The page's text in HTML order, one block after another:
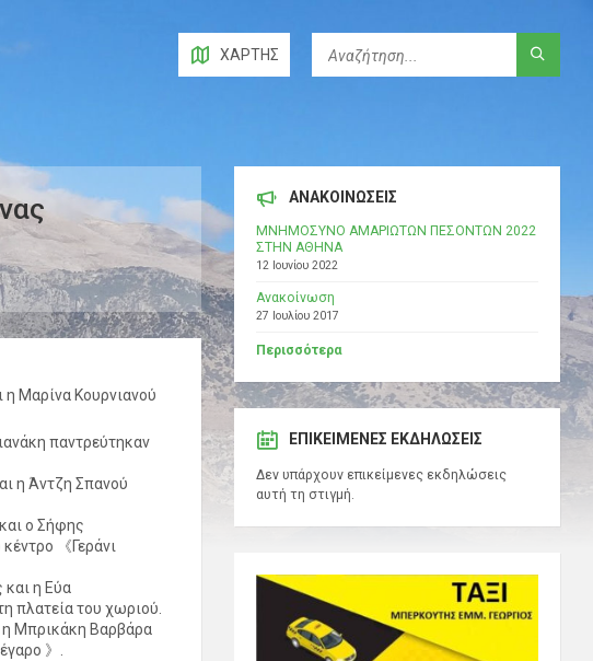
ΧΆΡΤΗΣ
η Μαρίνα Κουρνιανού
παντρεύτηκαν
η Άντζη Σπανού
ο Σήφης
《Γεράνι
και η Εύα
πλατεία του χωριού.
η Μπρικάκη Βαρβάρα
》.
ΑΝΑΚΟΙΝΩΣΕΙΣ
ΜΝΗΜΟΣΥΝΟ ΑΜΑΡΙΩΤΩΝ ΠΕΣΟΝΤΩΝ 2022
ΣΤΗΝ ΑΘΗΝΑ
12 Ιουνίου 2022
Ανακοίνωση
27 Ιουλίου 2017
Περισσότερα
ΕΠΙΚΕΊΜΕΝΕΣ ΕΚΔΗΛΏΣΕΙΣ
Δεν υπάρχουν επικείμενες εκδηλώσεις
αυτή τη στιγμή.